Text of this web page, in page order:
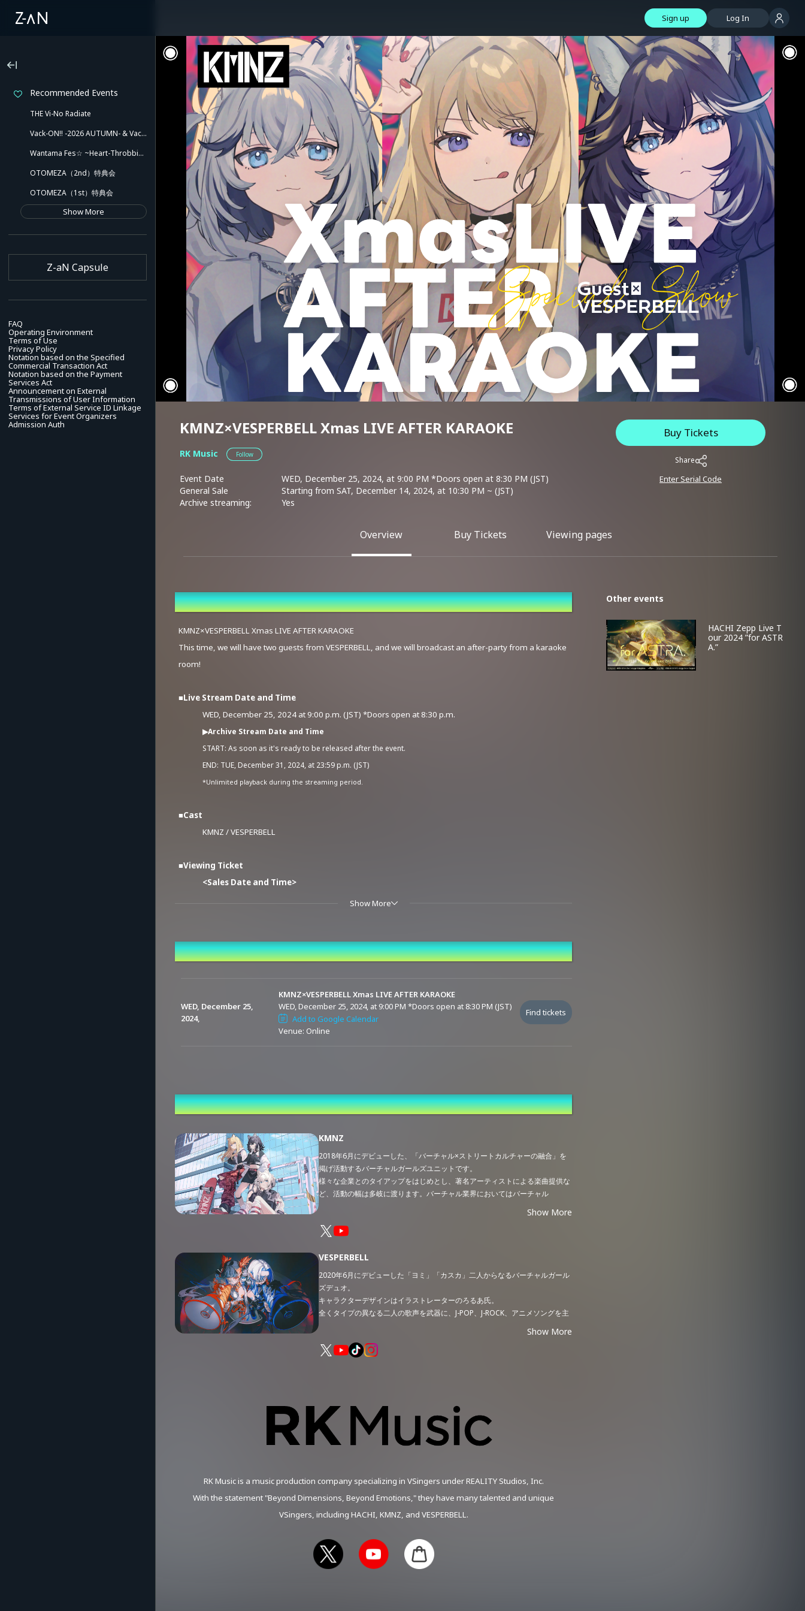
Sign up Log In
Recommended Events
THE Vi-No Radiate
Vack-ON!! -2026 AUTUMN- & Vack-ON!! -Blink side-
Wantama Fes☆ ~Heart-Throbbing! Inuyama Tamaki and Her Pleasant Friends!! There Might Even Be a Slip!~
OTOMEZA（2nd）特典会
OTOMEZA（1st）特典会
Show More
Z-aN Capsule
FAQ
Operating Environment
Terms of Use
Privacy Policy
Notation based on the Specified
Commercial Transaction Act
Notation based on the Payment
Services Act
Announcement on External
Transmissions of User Information
Terms of External Service ID Linkage
Services for Event Organizers
Admission Auth KMNZ×VESPERBELL Xmas LIVE AFTER KARAOKE
RK Music Follow
Event Date
WED, December 25, 2024, at 9:00 PM *Doors open at 8:30 PM (JST)
General Sale
Starting from SAT, December 14, 2024, at 10:30 PM ~ (JST)
Archive streaming:
Yes
Buy Tickets
Share
Enter Serial Code
Overview Buy Tickets Viewing pages
Overview
KMNZ×VESPERBELL Xmas LIVE AFTER KARAOKE
This time, we will have two guests from VESPERBELL, and we will broadcast an after-party from a karaoke
room!
■Live Stream Date and Time
WED, December 25, 2024 at 9:00 p.m. (JST) *Doors open at 8:30 p.m.
▶Archive Stream Date and Time
START: As soon as it's ready to be released after the event.
END: TUE, December 31, 2024, at 23:59 p.m. (JST)
*Unlimited playback during the streaming period.
■Cast
KMNZ / VESPERBELL
■Viewing Ticket
<Sales Date and Time>
START: SAT, December 14, 2024, 10:30 p.m. (JST)
<Price>
#KMNZクリスマスアフターカラオケ
Show More
Event Date and Time
WED, December 25,
2024,
KMNZ×VESPERBELL Xmas LIVE AFTER KARAOKE
WED, December 25, 2024, at 9:00 PM *Doors open at 8:30 PM (JST)
Add to Google Calendar
Venue: Online
Find tickets
Performing cast
KMNZ
2018年6月にデビューした、「バーチャル×ストリートカルチャーの融合」を
掲げ活動するバーチャルガールズユニットです。
様々な企業とのタイアップをはじめとし、著名アーティストによる楽曲提供な
ど、活動の幅は多岐に渡ります。バーチャル業界においてはバーチャル
2023年12月、新体制へ移行するため活動を休止し、
スキーの姉妹である「TINA（ティナ）」と「NERO（ネロ）」を迎えた3名体
YouTubeチャンネルを公開し活動開始しました。
Show More
VESPERBELL
2020年6月にデビューした「ヨミ」「カスカ」二人からなるバーチャルガール
ズデュオ。
キャラクターデザインはイラストレーターのろるあ氏。
全くタイプの異なる二人の歌声を武器に、J-POP、J-ROCK、アニメソングを主
現在YouTube登録者数は28万人を突破。
Show More
RK Music is a music production company specializing in VSingers under REALITY Studios, Inc.
With the statement "Beyond Dimensions, Beyond Emotions," they have many talented and unique
VSingers, including HACHI, KMNZ, and VESPERBELL.
Other events
HACHI Zepp Live T
our 2024 ”for ASTR
A.”